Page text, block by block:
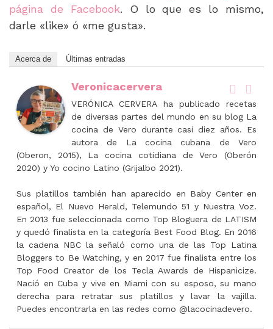
página de Facebook. O lo que es lo mismo,
darle «like» ó «me gusta».
Acerca de Últimas entradas
Veronicacervera
VERÓNICA CERVERA ha publicado recetas
de diversas partes del mundo en su blog La
cocina de Vero durante casi diez años. Es
autora de La cocina cubana de Vero
(Oberon, 2015), La cocina cotidiana de Vero (Oberón
2020) y Yo cocino Latino (Grijalbo 2021).
Sus platillos también han aparecido en Baby Center en
español, El Nuevo Herald, Telemundo 51 y Nuestra Voz.
En 2013 fue seleccionada como Top Bloguera de LATISM
y quedó finalista en la categoría Best Food Blog. En 2016
la cadena NBC la señaló como una de las Top Latina
Bloggers to Be Watching, y en 2017 fue finalista entre los
Top Food Creator de los Tecla Awards de Hispanicize.
Nació en Cuba y vive en Miami con su esposo, su mano
derecha para retratar sus platillos y lavar la vajilla.
Puedes encontrarla en las redes como @lacocinadevero.